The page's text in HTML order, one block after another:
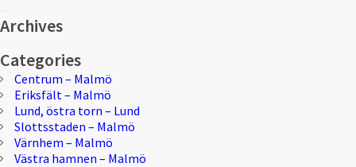
efter:
Archives
Categories
Centrum – Malmö
Eriksfält – Malmö
Lund, östra torn – Lund
Slottsstaden – Malmö
Värnhem – Malmö
Västra hamnen – Malmö